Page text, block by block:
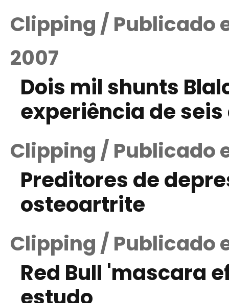
Clipping / Publicado
2007
Dois mil shunts
experiência de
Clipping / Publicado
Preditores de
osteoartrite
Clipping / Publicado
Red Bull 'mascara
estudo